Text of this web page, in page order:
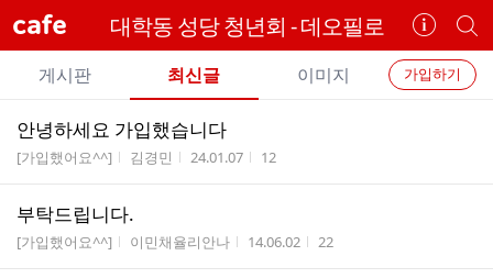
cafe 대학동 성당 청년회 - 데오필로
카
페
정
보
개
별
카
페
카
페
메
뉴
가입하기
게시판 최신글 이미지
전
체
글
리
안녕하세요 가입했습니다
게시판명
[가입했어요^^] 작성자
김경민 작성시간
24.01.07 조회수
12
부탁드립니다.
게시판명
[가입했어요^^] 작성자
이민채율리안나 작성시간
14.06.02 조회수
22